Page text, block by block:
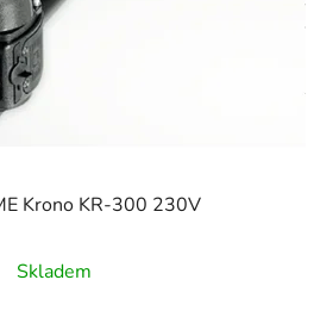
Krono KR-300 230V
Skladem